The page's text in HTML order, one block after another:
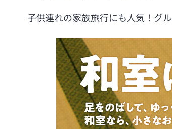
子供連れの家族旅行にも人気！グ